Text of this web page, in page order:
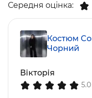
Середня оцінка:
Костюм
Чорний
Вікторія
5.0